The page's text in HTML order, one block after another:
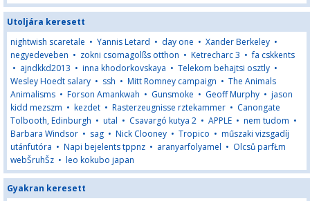
Utoljára keresett
nightwish scaretale • Yannis Letard • day one • Xander Berkeley •
negyedeveben • zokni csomagolßs otthon • Ketrecharc 3 •fa cskkents
• ajndkkd2013 • inna khodorkovskaya • Telekom behajtsi osztly •
Wesley Hoedt salary • ssh • Mitt Romney campaign • The Animals
Animalisms • Forson Amankwah • Gunsmoke • Geoff Murphy • jason
kidd mezszm • kezdet • Rasterzeugnisse rztekammer • Canongate
Tolbooth, Edinburgh • utal • Csavargó kutya 2 • APPLE • nem tudom •
Barbara Windsor • sag • Nick Clooney • Tropico • műszaki vizsgadíj
utánfutóra • Napi bejelents tppnz • aranyarfolyamel • Olcsů parfŁm
webŠruhŠz • leo kokubo japan
Gyakran keresett